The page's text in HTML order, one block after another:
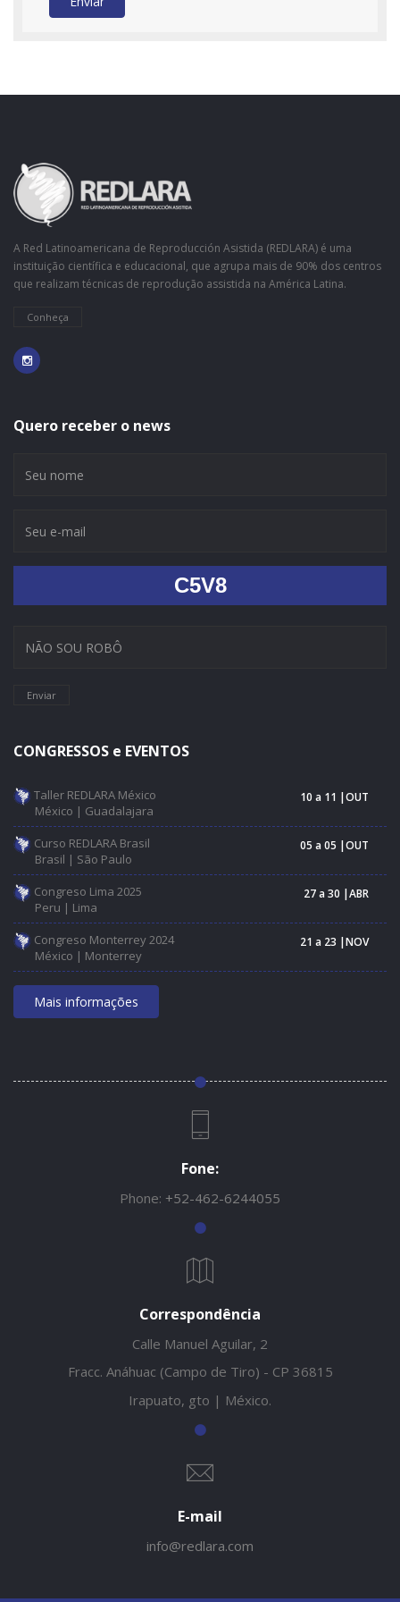
A Red Latinoamericana de Reproducción Asistida (REDLARA) é uma
instituição científica e educacional, que agrupa mais de 90% dos centros
que realizam técnicas de reprodução assistida na América Latina.
Conheça
Quero receber o news
C5V8
Enviar
CONGRESSOS e EVENTOS
Taller REDLARA México
México | Guadalajara
10 a 11 |OUT
Curso REDLARA Brasil
Brasil | São Paulo
05 a 05 |OUT
Congreso Lima 2025
Peru | Lima
27 a 30 |ABR
Congreso Monterrey 2024
México | Monterrey
21 a 23 |NOV
Mais informações
Fone:
Phone: +52-462-6244055
Correspondência
Calle Manuel Aguilar, 2
Fracc. Anáhuac (Campo de Tiro) - CP 36815
Irapuato, gto | México.
E-mail
info@redlara.com